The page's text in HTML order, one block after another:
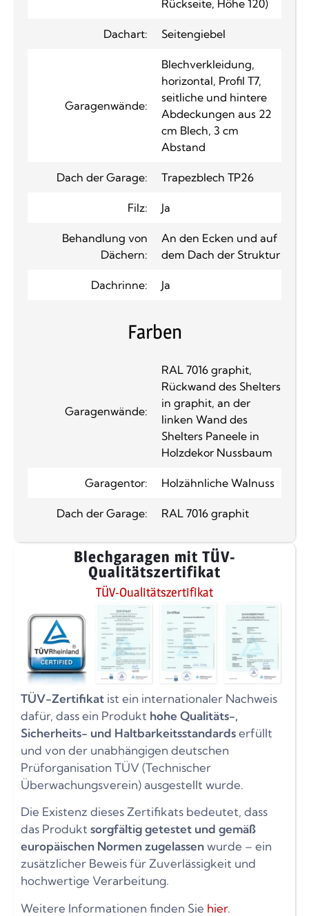
Rückseite, Höhe 120)
Dachart: Seitengiebel
Garagenwände:
Blechverkleidung,
horizontal, Profil T7,
seitliche und hintere
Abdeckungen aus 22
cm Blech, 3 cm
Abstand
Dach der Garage: Trapezblech TP26
Filz: Ja
Behandlung von
Dächern:
An den Ecken und auf
dem Dach der Struktur
Dachrinne: Ja
Farben
Garagenwände:
RAL 7016 graphit,
Rückwand des Shelters
in graphit, an der
linken Wand des
Shelters Paneele in
Holzdekor Nussbaum
Garagentor: Holzähnliche Walnuss
Dach der Garage: RAL 7016 graphit
Blechgaragen mit TÜV-
Qualitätszertifikat
TÜV-Qualitätszertifikat
TÜV-Zertifikat ist ein internationaler Nachweis
dafür, dass ein Produkt hohe Qualitäts-,
Sicherheits- und Haltbarkeitsstandardserfüllt
und von der unabhängigen deutschen
Prüforganisation TÜV (Technischer
Überwachungsverein) ausgestellt wurde.
Die Existenz dieses Zertifikats bedeutet, dass
das Produkt sorgfältig getestet und gemäß
europäischen Normen zugelassenwurde – ein
zusätzlicher Beweis für Zuverlässigkeit und
hochwertige Verarbeitung.
Weitere Informationen finden Sie hier.